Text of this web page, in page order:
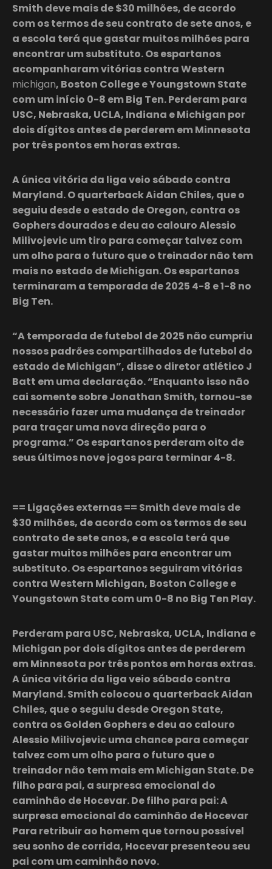
Smith deve mais de $30 milhões, de acordo
com os termos de seu contrato de sete anos, e
a escola terá que gastar muitos milhões para
encontrar um substituto. Os espartanos
acompanharam vitórias contra Western
michigan, Boston College e Youngstown State
com um início 0-8 em Big Ten. Perderam para
USC, Nebraska, UCLA, Indiana e Michigan por
dois dígitos antes de perderem em Minnesota
por três pontos em horas extras.
A única vitória da liga veio sábado contra
Maryland. O quarterback Aidan Chiles, que o
seguiu desde o estado de Oregon, contra os
Gophers dourados e deu ao calouro Alessio
Milivojevic um tiro para começar talvez com
um olho para o futuro que o treinador não tem
mais no estado de Michigan. Os espartanos
terminaram a temporada de 2025 4-8 e 1-8 no
Big Ten.
“A temporada de futebol de 2025 não cumpriu
nossos padrões compartilhados de futebol do
estado de Michigan”, disse o diretor atlético J
Batt em uma declaração. “Enquanto isso não
cai somente sobre Jonathan Smith, tornou-se
necessário fazer uma mudança de treinador
para traçar uma nova direção para o
programa.” Os espartanos perderam oito de
seus últimos nove jogos para terminar 4-8.
== Ligações externas == Smith deve mais de
$30 milhões, de acordo com os termos de seu
contrato de sete anos, e a escola terá que
gastar muitos milhões para encontrar um
substituto. Os espartanos seguiram vitórias
contra Western Michigan, Boston College e
Youngstown State com um 0-8 no Big Ten Play.
Perderam para USC, Nebraska, UCLA, Indiana e
Michigan por dois dígitos antes de perderem
em Minnesota por três pontos em horas extras.
A única vitória da liga veio sábado contra
Maryland. Smith colocou o quarterback Aidan
Chiles, que o seguiu desde Oregon State,
contra os Golden Gophers e deu ao calouro
Alessio Milivojevic uma chance para começar
talvez com um olho para o futuro que o
treinador não tem mais em Michigan State. De
filho para pai, a surpresa emocional do
caminhão de Hocevar. De filho para pai: A
surpresa emocional do caminhão de Hocevar
Para retribuir ao homem que tornou possível
seu sonho de corrida, Hocevar presenteou seu
pai com um caminhão novo.